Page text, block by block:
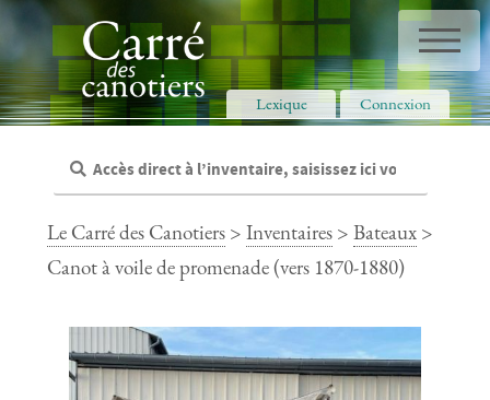
Panneau de gestion des cookies
Lexique Connexion
Le Carré des Canotiers >Inventaires >Bateaux >
Canot à voile de promenade (vers 1870-1880)